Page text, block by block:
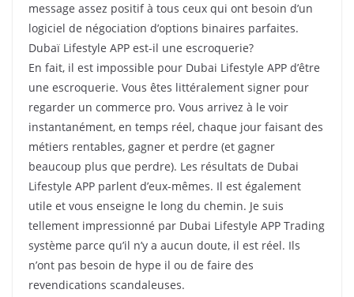
message assez positif à tous ceux qui ont besoin d’un
logiciel de négociation d’options binaires parfaites.
Dubaï Lifestyle APP est-il une escroquerie?
En fait, il est impossible pour Dubai Lifestyle APP d’être
une escroquerie. Vous êtes littéralement signer pour
regarder un commerce pro. Vous arrivez à le voir
instantanément, en temps réel, chaque jour faisant des
métiers rentables, gagner et perdre (et gagner
beaucoup plus que perdre). Les résultats de Dubai
Lifestyle APP parlent d’eux-mêmes. Il est également
utile et vous enseigne le long du chemin. Je suis
tellement impressionné par Dubai Lifestyle APP Trading
système parce qu’il n’y a aucun doute, il est réel. Ils
n’ont pas besoin de hype il ou de faire des
revendications scandaleuses.